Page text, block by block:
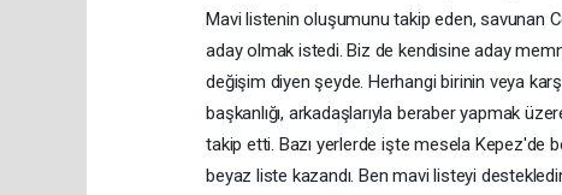
Mavi listenin oluşumunu takip eden, savunan
aday olmak istedi. Biz de kendisine aday
değişim diyen şeyde. Herhangi birinin veya
başkanlığı, arkadaşlarıyla beraber yapmak
takip etti. Bazı yerlerde işte mesela Kepez'de
beyaz liste kazandı. Ben mavi listeyi